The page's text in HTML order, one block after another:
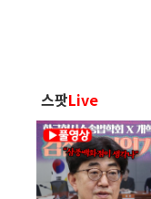
스팟Live